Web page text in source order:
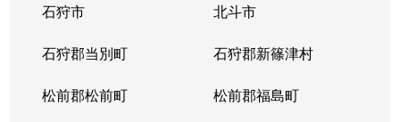
東苗穂５条
元町(札幌)
伏古４条
環状通東
本町２条
環状通東
石狩市 北斗市
石狩郡当別町 石狩郡新篠津村
松前郡松前町 松前郡福島町